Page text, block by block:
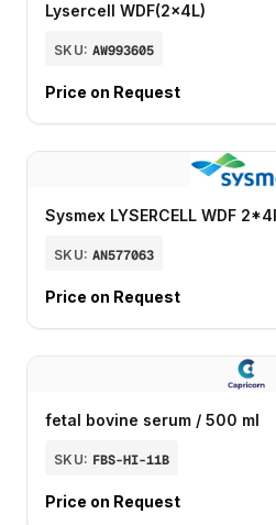
Lysercell WDF(2x4L)
SKU: AW993605
Price on Request
Sysmex LYSERCELL WDF
SKU: AN577063
Price on Request
fetal bovine serum / 500 ml
SKU: FBS-HI-11B
Price on Request